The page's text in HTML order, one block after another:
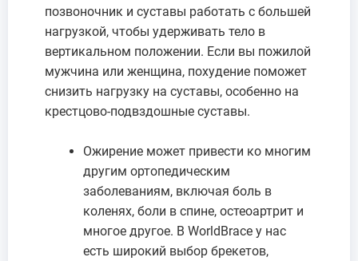
позвоночник и суставы работать с большей
нагрузкой, чтобы удерживать тело в
вертикальном положении. Если вы пожилой
мужчина или женщина, похудение поможет
снизить нагрузку на суставы, особенно на
крестцово-подвздошные суставы.
Ожирение может привести ко многим
другим ортопедическим
заболеваниям, включая боль в
коленях, боли в спине, остеоартрит и
многое другое. В WorldBrace у нас
есть широкий выбор брекетов,